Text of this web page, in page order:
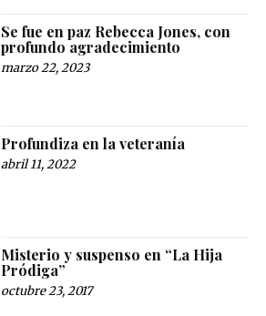
Se fue en paz Rebecca Jones, con
profundo agradecimiento
marzo 22, 2023
Profundiza en la veteranía
abril 11, 2022
Misterio y suspenso en “La Hija
Pródiga”
octubre 23, 2017